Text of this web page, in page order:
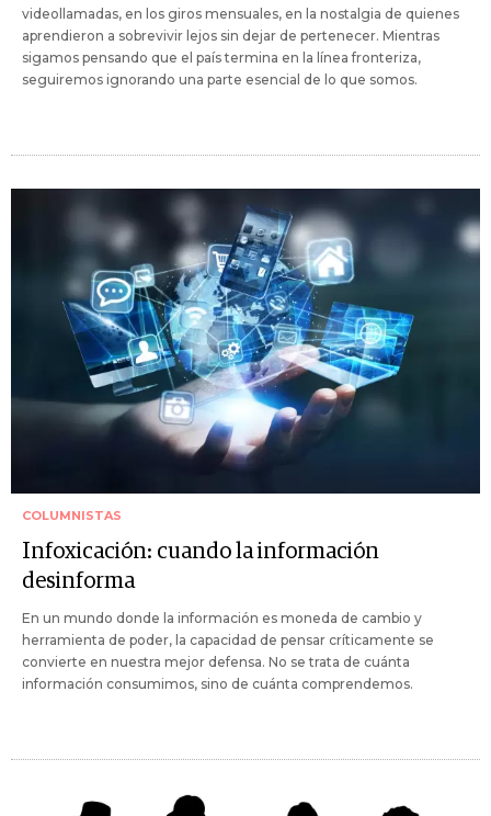
videollamadas, en los giros mensuales, en la nostalgia de quienes
aprendieron a sobrevivir lejos sin dejar de pertenecer. Mientras
sigamos pensando que el país termina en la línea fronteriza,
seguiremos ignorando una parte esencial de lo que somos.
COLUMNISTAS
Infoxicación: cuando la información
desinforma
En un mundo donde la información es moneda de cambio y
herramienta de poder, la capacidad de pensar críticamente se
convierte en nuestra mejor defensa. No se trata de cuánta
información consumimos, sino de cuánta comprendemos.